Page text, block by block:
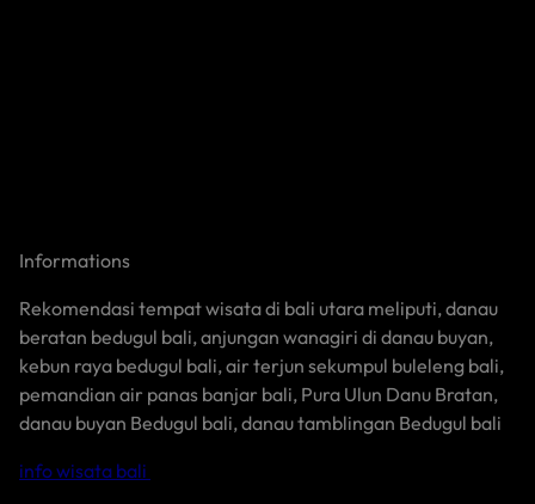
Informations
Rekomendasi tempat wisata di bali utara meliputi, danau
beratan bedugul bali, anjungan wanagiri di danau buyan,
kebun raya bedugul bali, air terjun sekumpul buleleng bali,
pemandian air panas banjar bali, Pura Ulun Danu Bratan,
danau buyan Bedugul bali, danau tamblingan Bedugul bali
info wisata bali